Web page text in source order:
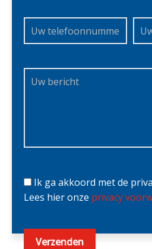
Ik ga akkoord met de
Lees hier onze privacy